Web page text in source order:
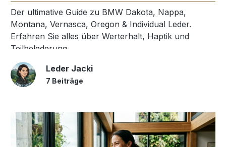
Der ultimative Guide zu BMW Dakota, Nappa,
Montana, Vernasca, Oregon & Individual Leder.
Erfahren Sie alles über Werterhalt, Haptik und
Teilbelederung.
Leder Jacki
7 Beiträge